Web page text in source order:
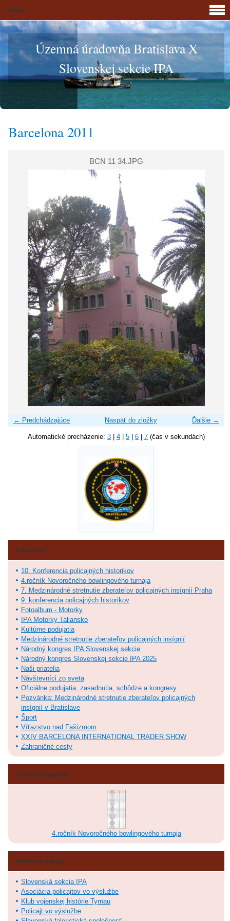
Územná úradovňa Bratislava X
Slovenskej sekcie IPA
Barcelona 2011
BCN 11 34.JPG
← Predchádzajúce Ďalšie →
Naspäť do zložky
Automatické precházenie: 3 4 5 6 7 (čas v sekundách)
Menu
Fotoalbum
10. Konferencia policajných historikov
4.ročník Novoročného bowlingového turnaja
7. Medzinárodné stretnutie zberateľov policajných insígnií Praha
9. konferencia policajných historikov
Fotoalbum - Motorky
IPA Motorky Taliansko
Kultúrne podujatia
Medzinárodné stretnutie zberateľov policajných insígnií
Národný kongres IPA Slovenskej sekcie
Národný kongres Slovenskej sekcie IPA 2025
Naši priatelia
Návštevníci zo sveta
Oficiálne podujatia, zasadnutia, schôdze a kongresy
Pozvánka: Medzinárodné stretnutie zberateľov policajných
insígnií v Bratislave
Šport
Víťazstvo nad Fašizmom
XXIV BARCELONA INTERNATIONAL TRADER SHOW
Zahraničné cesty
Posledné fotografie
4.ročník Novoročného bowlingového turnaja
Obľúbené odkazy
Slovenská sekcia IPA
Asociácia policajtov vo výslužbe
Klub vojenskej histórie Tyrnau
Policajt vo výslužbe